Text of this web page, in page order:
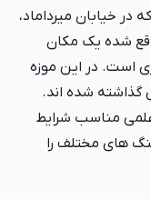
در خیابان میرداماد،
نفت جنوبی، کوچه تابان پلاک ۱ واقع شده یک مکان
است. در این موزه
نمایش گذاشته شده اند.
علمی مناسب شرایط
های مختلف را